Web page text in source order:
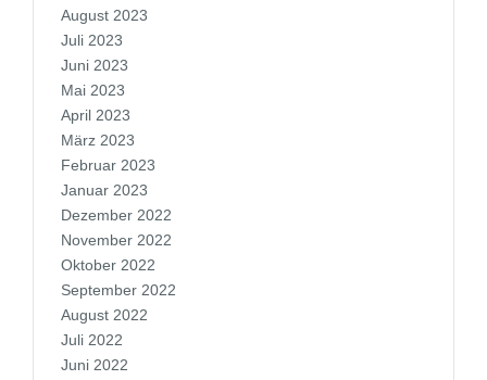
August 2023
Juli 2023
Juni 2023
Mai 2023
April 2023
März 2023
Februar 2023
Januar 2023
Dezember 2022
November 2022
Oktober 2022
September 2022
August 2022
Juli 2022
Juni 2022